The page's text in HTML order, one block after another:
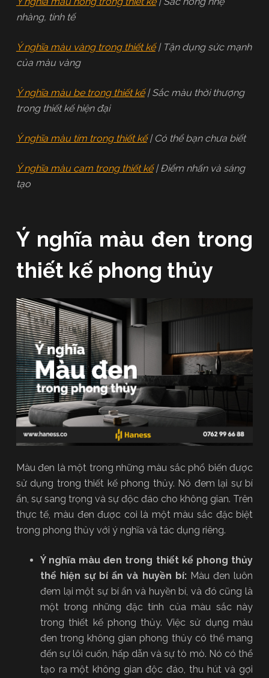
nhàng, tinh tế
Ý nghĩa màu vàng trong thiết kế| Tận dụng sức mạnh
của màu vàng
Ý nghĩa màu be trong thiết kế| Sắc màu thời thượng
trong thiết kế hiện đại
Ý nghĩa màu tím trong thiết kế| Có thể bạn chưa biết
Ý nghĩa màu cam trong thiết kế| Điểm nhấn và sáng
tạo
Ý nghĩa màu đen trong
thiết kế phong thủy
Màu đen là một trong những màu sắc phổ biến được
sử dụng trong thiết kế phong thủy. Nó đem lại sự bí
ẩn, sự sang trọng và sự độc đáo cho không gian. Trên
thực tế, màu đen được coi là một màu sắc đặc biệt
trong phong thủy với ý nghĩa và tác dụng riêng.
Ý nghĩa màu đen trong thiết kế phong thủy
thể hiện sự bí ẩn và huyền bí:Màu đen luôn
đem lại một sự bí ẩn và huyền bí, và đó cũng là
một trong những đặc tính của màu sắc này
trong thiết kế phong thủy. Việc sử dụng màu
đen trong không gian phong thủy có thể mang
đến sự lôi cuốn, hấp dẫn và sự tò mò. Nó có thể
tạo ra một không gian độc đáo, thu hút và gợi